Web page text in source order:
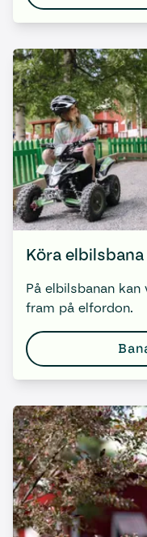
Köra elbilsbana
På elbilsbanan
fram på elfordon.